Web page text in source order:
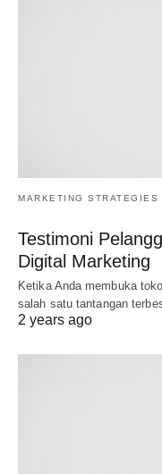
MARKETING STRATEGIES
Testimoni
Digital Marketing
Ketika Anda membuka
salah satu tantangan
2 years ago